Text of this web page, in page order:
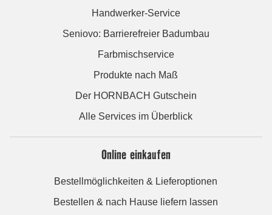
Handwerker-Service
Seniovo: Barrierefreier Badumbau
Farbmischservice
Produkte nach Maß
Der HORNBACH Gutschein
Alle Services im Überblick
Online einkaufen
Bestellmöglichkeiten & Lieferoptionen
Bestellen & nach Hause liefern lassen